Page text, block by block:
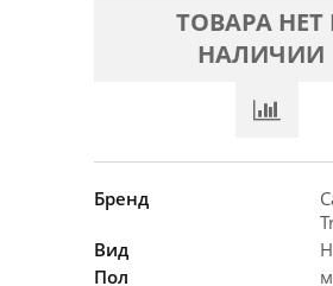
ТОВАРА НЕТ
НАЛИЧИИ
Бренд
Вид
Пол